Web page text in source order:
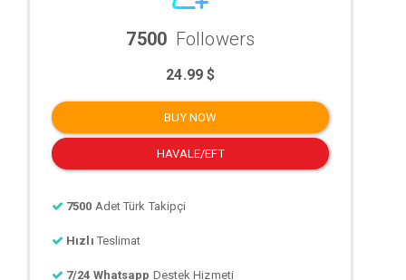
7500 Followers
24.99 $
BUY NOW
HAVALE/EFT
7500 Adet Türk Takipçi
Hızlı Teslimat
7/24 Whatsapp Destek Hizmeti